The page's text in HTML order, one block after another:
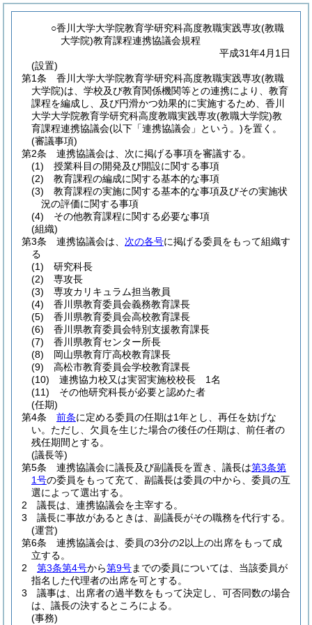
○香川大学大学院教育学研究科高度教職実践専攻(教職
大学院)教育課程連携協議会規程
平成31年4月1日
(設置)
第1条
香川大学大学院教育学研究科高度教職実践専攻(教職
大学院)は、学校及び教育関係機関等との連携により、教育
課程を編成し、及び円滑かつ効果的に実施するため、香川
大学大学院教育学研究科高度教職実践専攻(教職大学院)教
育課程連携協議会(以下「連携協議会」という。)を置く。
(審議事項)
第2条
連携協議会は、次に掲げる事項を審議する。
(1)
授業科目の開発及び開設に関する事項
(2)
教育課程の編成に関する基本的な事項
(3)
教育課程の実施に関する基本的な事項及びその実施状
況の評価に関する事項
(4)
その他教育課程に関する必要な事項
(組織)
第3条
連携協議会は、 次の各号に掲げる委員をもって組織す
る
(1)
研究科長
(2)
専攻長
(3)
専攻カリキュラム担当教員
(4)
香川県教育委員会義務教育課長
(5)
香川県教育委員会高校教育課長
(6)
香川県教育委員会特別支援教育課長
(7)
香川県教育センター所長
(8)
岡山県教育庁高校教育課長
(9)
高松市教育委員会学校教育課長
(10)
連携協力校又は実習実施校校長 1名
(11)
その他研究科長が必要と認めた者
(任期)
第4条
前条に定める委員の任期は1年とし、再任を妨げな
い。 ただし、欠員を生じた場合の後任の任期は、前任者の
残任期間とする。
(議長等)
第5条
連携協議会に議長及び副議長を置き、議長は第3条第
1号の委員をもって充て、副議長は委員の中から、委員の互
選によって選出する。
2
議長は、連携協議会を主宰する。
3
議長に事故があるときは、副議長がその職務を代行する。
(運営)
第6条
連携協議会は、委員の3分の2以上の出席をもって成
立する。
2
第3条第4号から第9号までの委員については、当該委員が
指名した代理者の出席を可とする。
3
議事は、出席者の過半数をもって決定し、可否同数の場合
は、議長の決するところによる。
(事務)